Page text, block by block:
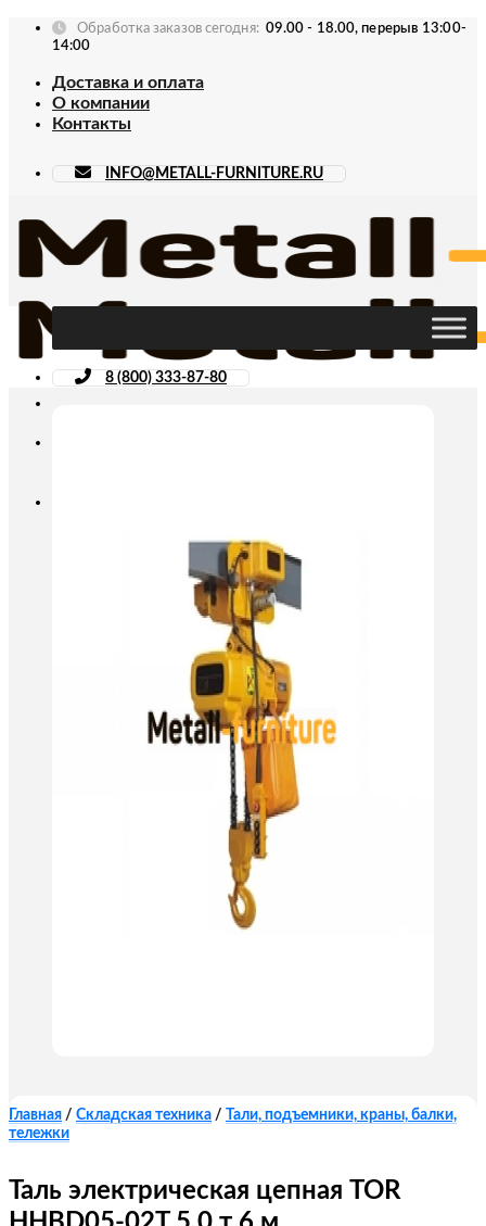
Skip
Обработка заказов сегодня: 09.00 - 18.00, перерыв 13:00-
14:00
Доставка и оплата
О компании
Контакты
INFO@METALL-FURNITURE.RU
8 (800) 333-87-80
Главная / Складская техника /
Тали, подъемники, краны, балки,
тележки
Таль электрическая цепная TOR